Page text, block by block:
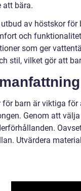
att bära.
utbud av höstskor
och
som ger
stil, vilket gör att
för barn är viktiga
Genom att
Utvärdera